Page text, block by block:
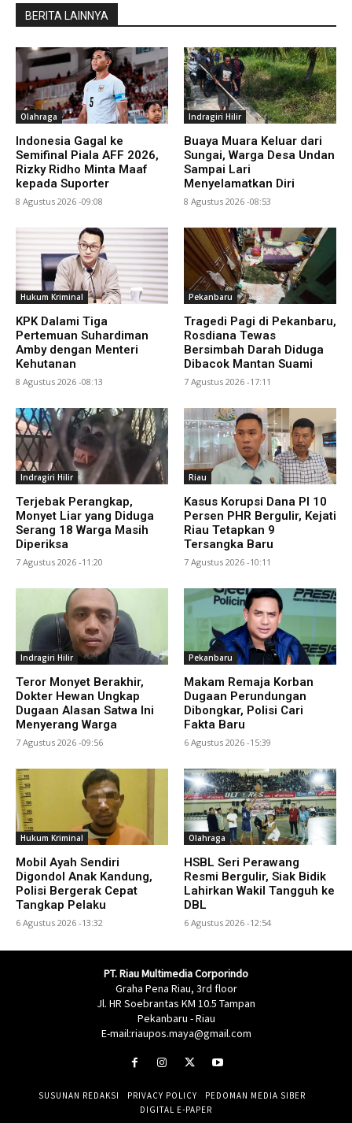
BERITA LAINNYA
Olahraga
Indonesia Gagal ke
Semifinal Piala AFF 2026,
Rizky Ridho Minta Maaf
kepada Suporter
8 Agustus 2026 -09:08
Indragiri Hilir
Buaya Muara Keluar dari
Sungai, Warga Desa Undan
Sampai Lari
Menyelamatkan Diri
8 Agustus 2026 -08:53
Hukum Kriminal
KPK Dalami Tiga
Pertemuan Suhardiman
Amby dengan Menteri
Kehutanan
8 Agustus 2026 -08:13
Pekanbaru
Tragedi Pagi di Pekanbaru,
Rosdiana Tewas
Bersimbah Darah Diduga
Dibacok Mantan Suami
7 Agustus 2026 -17:11
Indragiri Hilir
Terjebak Perangkap,
Monyet Liar yang Diduga
Serang 18 Warga Masih
Diperiksa
7 Agustus 2026 -11:20
Riau
Kasus Korupsi Dana PI 10
Persen PHR Bergulir, Kejati
Riau Tetapkan 9
Tersangka Baru
7 Agustus 2026 -10:11
Indragiri Hilir
Teror Monyet Berakhir,
Dokter Hewan Ungkap
Dugaan Alasan Satwa Ini
Menyerang Warga
7 Agustus 2026 -09:56
Pekanbaru
Makam Remaja Korban
Dugaan Perundungan
Dibongkar, Polisi Cari
Fakta Baru
6 Agustus 2026 -15:39
Hukum Kriminal
Mobil Ayah Sendiri
Digondol Anak Kandung,
Polisi Bergerak Cepat
Tangkap Pelaku
6 Agustus 2026 -13:32
Olahraga
HSBL Seri Perawang
Resmi Bergulir, Siak Bidik
Lahirkan Wakil Tangguh ke
DBL
6 Agustus 2026 -12:54
PT. Riau Multimedia Corporindo
Graha Pena Riau, 3rd floor
Jl. HR Soebrantas KM 10.5 Tampan
Pekanbaru - Riau
E-mail:riaupos.maya@gmail.com
SUSUNAN REDAKSI PRIVACY POLICY
PEDOMAN MEDIA SIBER
DIGITAL E-PAPER